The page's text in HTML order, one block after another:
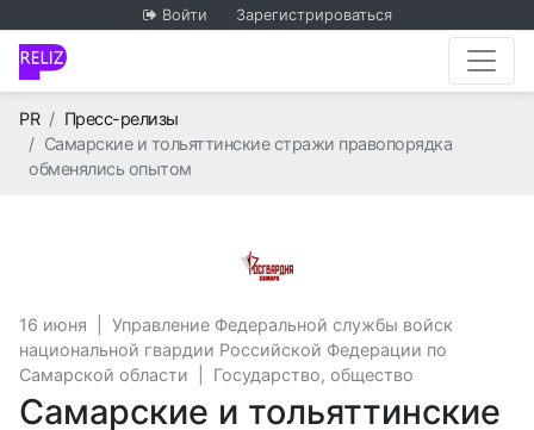
Войти Зарегистрироваться
PRГлавная
Пресс-релизы
Самарские и тольяттинские стражи правопорядка
обменялись опытом
16 июня
Управление Федеральной службы войск
национальной гвардии Российской Федерации по
Самарской области
Государство, общество
Самарские и тольяттинские